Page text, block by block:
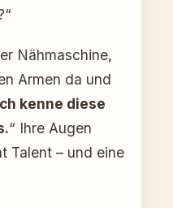
Nähmaschine,
Armen da und
kenne diese
“ Ihre Augen
Talent – und eine